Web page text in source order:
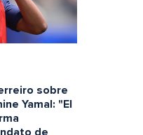
sobre
Yamal: "El